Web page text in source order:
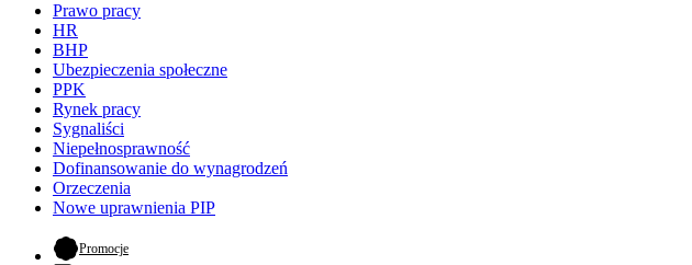
Prawo pracy
HR
BHP
Ubezpieczenia społeczne
PPK
Rynek pracy
Sygnaliści
Niepełnosprawność
Dofinansowanie do wynagrodzeń
Orzeczenia
Nowe uprawnienia PIP
Promocje- otwiera się w nowej karcie